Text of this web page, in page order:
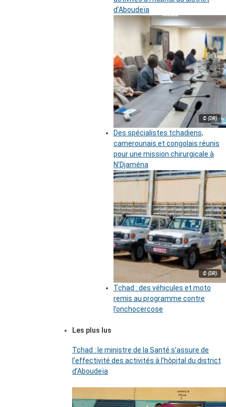
d’Aboudeïa
© (DR)
Des spécialistes tchadiens,
camerounais et congolais réunis
pour une mission chirurgicale à
N’Djaména
© (DR)
Tchad : des véhicules et moto
remis au programme contre
l’onchocercose
Les plus lus
Tchad : le ministre de la Santé s’assure de
l’effectivité des activités à l’hôpital du district
d’Aboudeïa